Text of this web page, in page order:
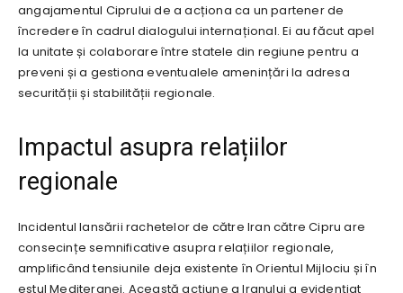
angajamentul Ciprului de a acționa ca un partener de
încredere în cadrul dialogului internațional. Ei au făcut apel
la unitate și colaborare între statele din regiune pentru a
preveni și a gestiona eventualele amenințări la adresa
securității și stabilității regionale.
Impactul asupra relațiilor
regionale
Incidentul lansării rachetelor de către Iran către Cipru are
consecințe semnificative asupra relațiilor regionale,
amplificând tensiunile deja existente în Orientul Mijlociu și în
estul Mediteranei. Această acțiune a Iranului a evidențiat